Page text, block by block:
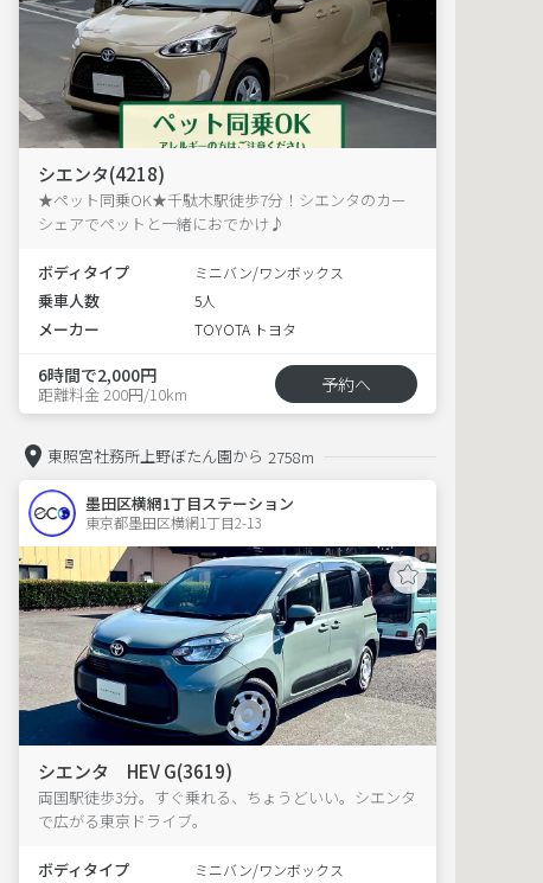
シエンタ(4218)
★ペット同乗OK★千駄木駅徒歩7分！シエンタのカー
シェアでペットと一緒におでかけ♪
ボディタイプ ミニバン/ワンボックス
乗車人数 5人
メーカー TOYOTA トヨタ
6時間で2,000円
距離料金 200円/10km 予約へ
東照宮社務所上野ぼたん園から 2758m
墨田区横網1丁目ステーション
東京都墨田区横網1丁目2-13
シエンタ HEV G(3619)
両国駅徒歩3分。すぐ乗れる、ちょうどいい。シエンタ
で広がる東京ドライブ。
ボディタイプ ミニバン/ワンボックス